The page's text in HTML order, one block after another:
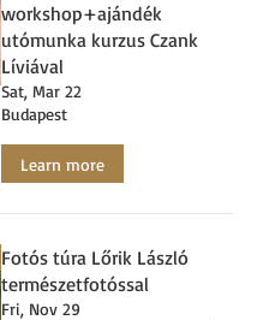
workshop+ajándék
utómunka kurzus Czank
Líviával
Sat, Mar 22
Budapest
Learn more
Fotós túra Lőrik László
természetfotóssal
Fri, Nov 29